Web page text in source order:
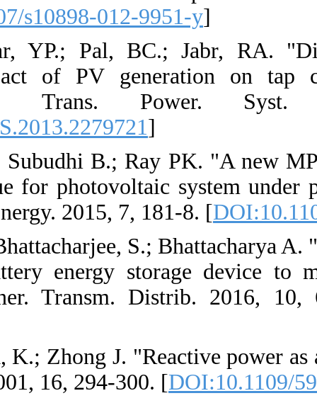
1247-93. [
18. [18]
considering the
regulators";
[DOI:10.1109/
19. [19] Mohanty,
optimization
IEEE Trans
20. [20] Sharma,
optimal sizing of
microgrid"; IET
21. [21]
Trans. Power.